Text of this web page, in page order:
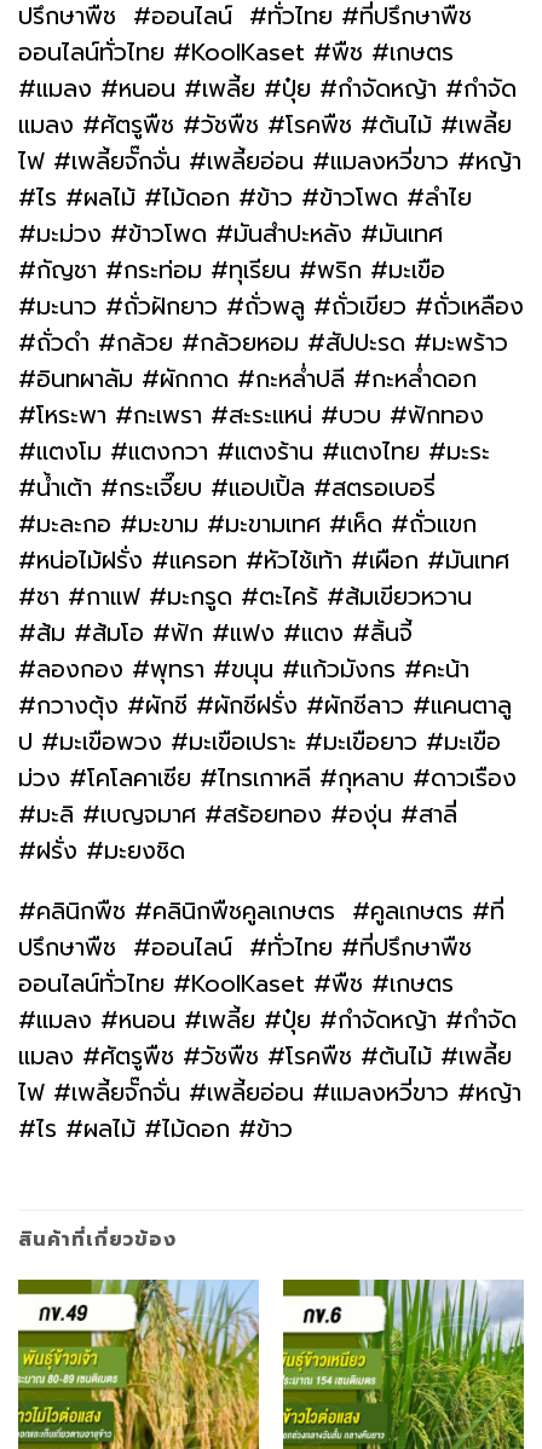
ปรึกษาพืช #ออนไลน์ #ทั่วไทย #ที่ปรึกษาพืช
ออนไลน์ทั่วไทย #KoolKaset #พืช #เกษตร
#แมลง #หนอน #เพลี้ย #ปุ๋ย #กำจัดหญ้า #กำจัด
แมลง #ศัตรูพืช #วัชพืช #โรคพืช #ต้นไม้ #เพลี้ย
ไฟ #เพลี้ยจั๊กจั่น #เพลี้ยอ่อน #แมลงหวี่ขาว #หญ้า
#ไร #ผลไม้ #ไม้ดอก #ข้าว #ข้าวโพด #ลำไย
#มะม่วง #ข้าวโพด #มันสำปะหลัง #มันเทศ
#กัญชา #กระท่อม #ทุเรียน #พริก #มะเขือ
#มะนาว #ถั่วฝักยาว #ถั่วพลู #ถั่วเขียว #ถั่วเหลือง
#ถั่วดำ #กล้วย #กล้วยหอม #สัปปะรด #มะพร้าว
#อินทผาลัม #ผักกาด #กะหล่ำปลี #กะหล่ำดอก
#โหระพา #กะเพรา #สะระแหน่ #บวบ #ฟักทอง
#แตงโม #แตงกวา #แตงร้าน #แตงไทย #มะระ
#น้ำเต้า #กระเจี๊ยบ #แอปเปิ้ล #สตรอเบอรี่
#มะละกอ #มะขาม #มะขามเทศ #เห็ด #ถั่วแขก
#หน่อไม้ฝรั่ง #แครอท #หัวไช้เท้า #เผือก #มันเทศ
#ชา #กาแฟ #มะกรูด #ตะไคร้ #ส้มเขียวหวาน
#ส้ม #ส้มโอ #ฟัก #แฟง #แตง #ลิ้นจี้
#ลองกอง #พุทรา #ขนุน #แก้วมังกร #คะน้า
#กวางตุ้ง #ผักชี #ผักชีฝรั่ง #ผักชีลาว #แคนตาลู
ป #มะเขือพวง #มะเขือเปราะ #มะเขือยาว #มะเขือ
ม่วง #โคโลคาเซีย #ไทรเกาหลี #กุหลาบ #ดาวเรือง
#มะลิ #เบญจมาศ #สร้อยทอง #องุ่น #สาลี่
#ฝรั่ง #มะยงชิด
#คลินิกพืช #คลินิกพืชคูลเกษตร #คูลเกษตร #ที่
ปรึกษาพืช #ออนไลน์ #ทั่วไทย #ที่ปรึกษาพืช
ออนไลน์ทั่วไทย #KoolKaset #พืช #เกษตร
#แมลง #หนอน #เพลี้ย #ปุ๋ย #กำจัดหญ้า #กำจัด
แมลง #ศัตรูพืช #วัชพืช #โรคพืช #ต้นไม้ #เพลี้ย
ไฟ #เพลี้ยจั๊กจั่น #เพลี้ยอ่อน #แมลงหวี่ขาว #หญ้า
#ไร #ผลไม้ #ไม้ดอก #ข้าว
สินค้าที่เกี่ยวข้อง